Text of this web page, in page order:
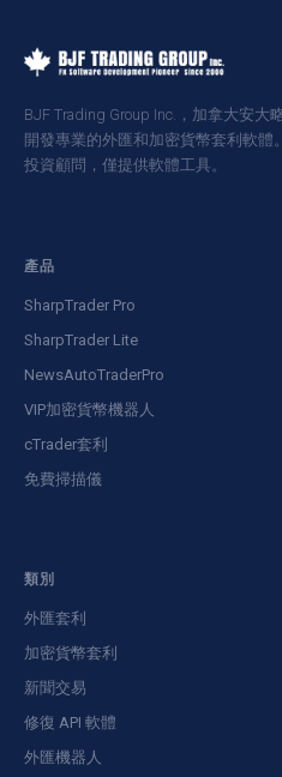
BJF Trading Group Inc.，加拿大安大
開發專業的外匯和加密貨幣套利軟
投資顧問，僅提供軟體工具。
產品
SharpTrader Pro
SharpTrader Lite
NewsAutoTraderPro
VIP加密貨幣機器人
cTrader套利
免費掃描儀
類別
外匯套利
加密貨幣套利
新聞交易
修復 API 軟體
外匯機器人